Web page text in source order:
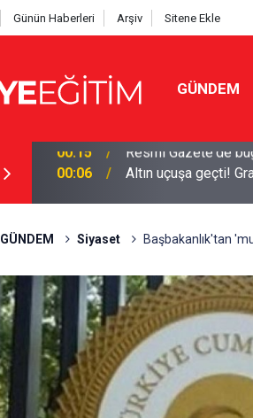
Günün Haberleri Arşiv Sitene Ekle
GÜNDEM
00:06 Altın uçuşa geçti!
GÜNDEM Siyaset Başbakanlık'tan